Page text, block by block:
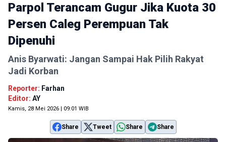
Parpol Terancam Gugur Jika Kuota 30
Persen Caleg Perempuan Tak
Dipenuhi
Anis Byarwati: Jangan Sampai Hak Pilih Rakyat
Jadi Korban
Reporter: Farhan
Editor: AY
Kamis, 28 Mei 2026 | 09:01 WIB
Share Tweet Share Share